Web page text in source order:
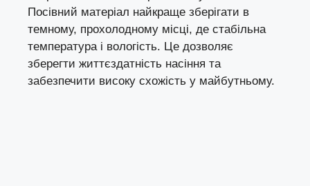
Посівний матеріал найкраще зберігати в
темному, прохолодному місці, де стабільна
температура і вологість. Це дозволяє
зберегти життєздатність насіння та
забезпечити високу схожість у майбутньому.